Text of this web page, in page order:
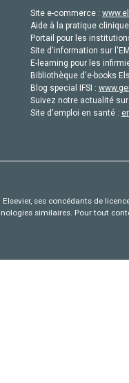
Site e-commerce :
Aide à la pratique
Portail pour les
Site d'information sur
E-learning pour les
Bibliothèque d'e-books
Blog special IFSI :
Suivez notre actualité
Site d'emploi en santé :
ses concédants de
similaires. Pour tout